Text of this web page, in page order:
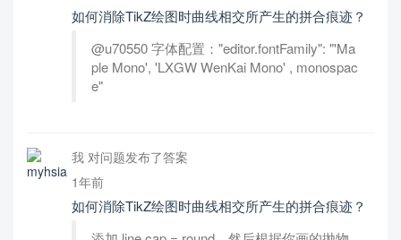
如何消除TikZ绘图时曲线相交所产生的拼合痕迹？
@u70550 字体配置："editor.fontFamily": "'Ma
ple Mono', 'LXGW WenKai Mono' , monospac
e"
我 对问题发布了答案
1年前
如何消除TikZ绘图时曲线相交所产生的拼合痕迹？